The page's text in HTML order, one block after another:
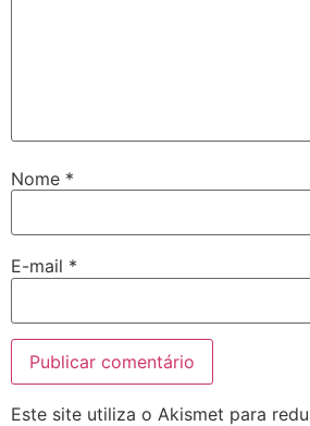
Nome *
E-mail *
Este site utiliza o Akismet para